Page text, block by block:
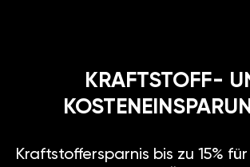
KRAFTSTOFF-
Kraftstoffersparnis bis zu 15%